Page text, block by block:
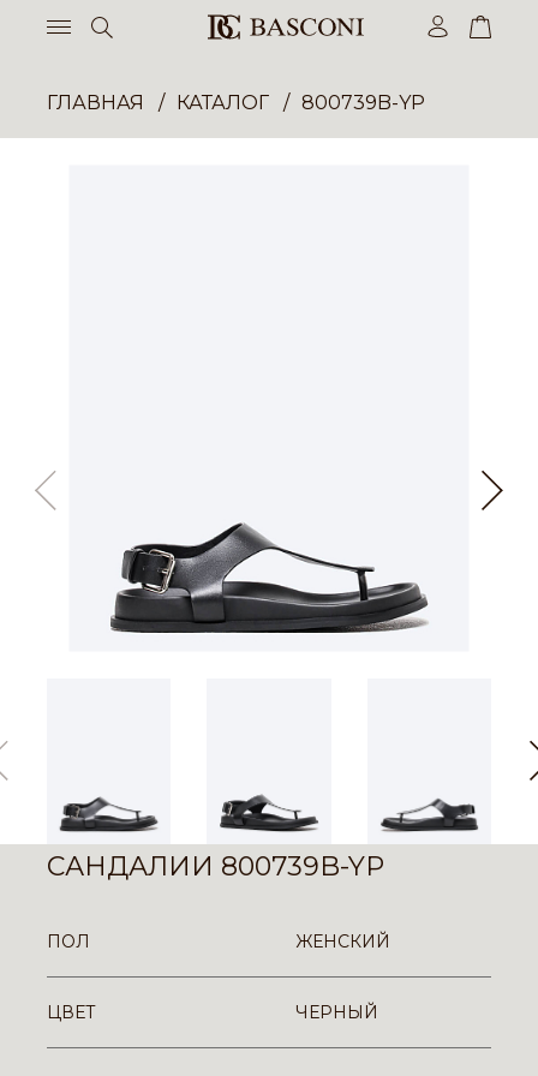
ГЛАВНАЯ КАТАЛОГ 800739B-YP
САНДАЛИИ 800739B-YP
ПОЛ ЖЕНСКИЙ
ЦВЕТ ЧЕРНЫЙ